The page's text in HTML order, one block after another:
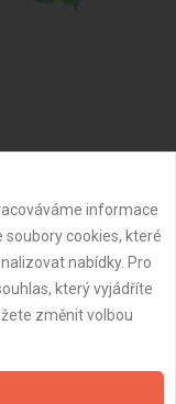
cookie
informace
soubory cookies, které
nabídky. Pro
který vyjádříte
změnit volbou